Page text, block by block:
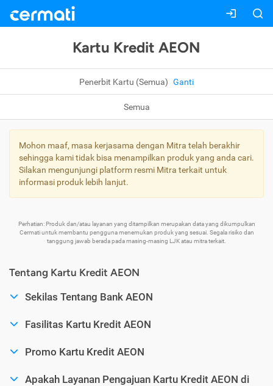
Kartu Kredit AEON
Penerbit Kartu (Semua) Ganti
Semua
Mohon maaf, masa kerjasama dengan Mitra telah berakhir
sehingga kami tidak bisa menampilkan produk yang anda cari.
Silakan mengunjungi platform resmi Mitra terkait untuk
informasi produk lebih lanjut.
Perhatian: Produk dan/atau layanan yang ditampilkan merupakan data yang dikumpulkan
Cermati untuk membantu pengguna menemukan produk yang sesuai. Segala risiko dan
tanggung jawab berada pada masing-masing LJK atau mitra terkait.
Tentang Kartu Kredit AEON
Sekilas Tentang Bank AEON
Fasilitas Kartu Kredit AEON
Promo Kartu Kredit AEON
Apakah Layanan Pengajuan Kartu Kredit AEON di